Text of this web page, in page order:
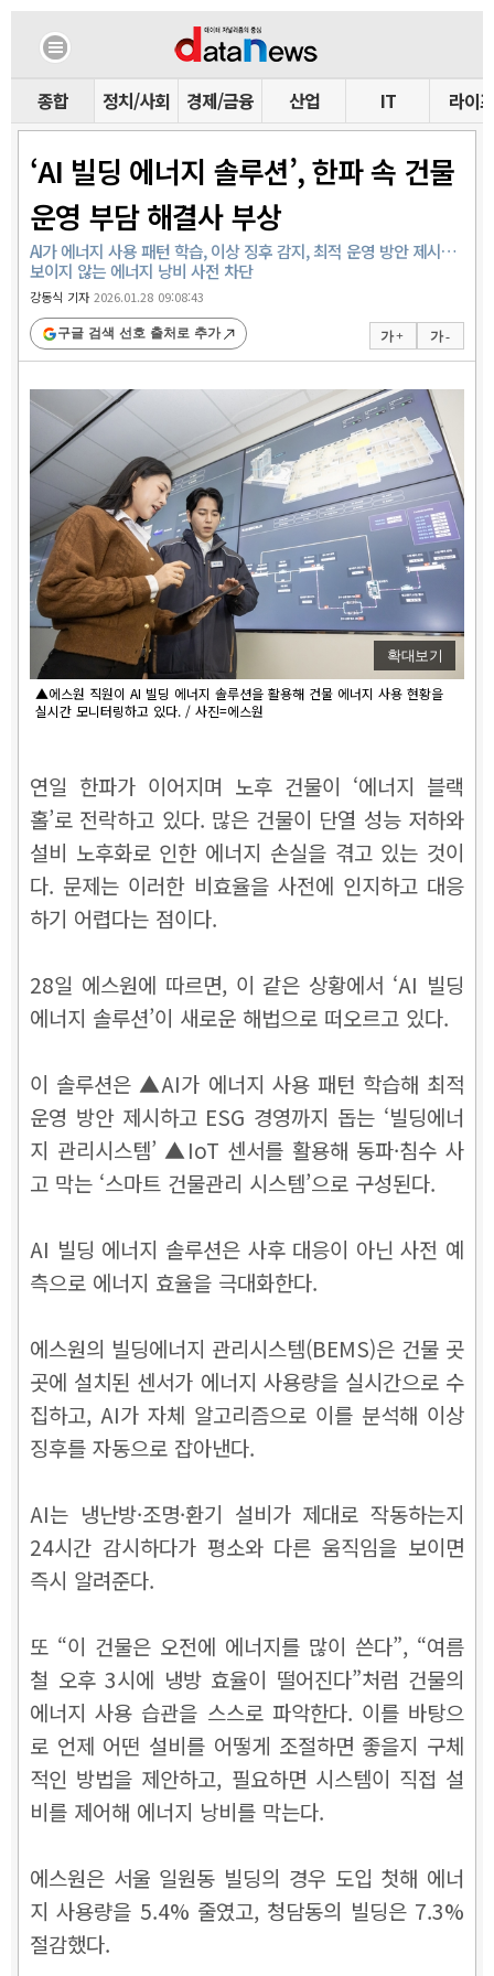
종합 정치/사회 경제/금융 산업 IT 라이프
‘AI 빌딩 에너지 솔루션’, 한파 속 건물
운영 부담 해결사 부상
AI가 에너지 사용 패턴 학습, 이상 징후 감지, 최적 운영 방안 제시…
보이지 않는 에너지 낭비 사전 차단
강동식 기자2026.01.28 09:08:43
가 + 가 -
구글 검색 선호 출처로 추가
확대보기
▲에스원 직원이 AI 빌딩 에너지 솔루션을 활용해 건물 에너지 사용 현황을
실시간 모니터링하고 있다. / 사진=에스원
연일 한파가 이어지며 노후 건물이 ‘에너지 블랙
홀’로 전락하고 있다. 많은 건물이 단열 성능 저하와
설비 노후화로 인한 에너지 손실을 겪고 있는 것이
다. 문제는 이러한 비효율을 사전에 인지하고 대응
하기 어렵다는 점이다.
28일 에스원에 따르면, 이 같은 상황에서 ‘AI 빌딩
에너지 솔루션’이 새로운 해법으로 떠오르고 있다.
이 솔루션은 ▲AI가 에너지 사용 패턴 학습해 최적
운영 방안 제시하고 ESG 경영까지 돕는 ‘빌딩에너
지 관리시스템’ ▲IoT 센서를 활용해 동파·침수 사
고 막는 ‘스마트 건물관리 시스템’으로 구성된다.
AI 빌딩 에너지 솔루션은 사후 대응이 아닌 사전 예
측으로 에너지 효율을 극대화한다.
에스원의 빌딩에너지 관리시스템(BEMS)은 건물 곳
곳에 설치된 센서가 에너지 사용량을 실시간으로 수
집하고, AI가 자체 알고리즘으로 이를 분석해 이상
징후를 자동으로 잡아낸다.
AI는 냉난방·조명·환기 설비가 제대로 작동하는지
24시간 감시하다가 평소와 다른 움직임을 보이면
즉시 알려준다.
또 “이 건물은 오전에 에너지를 많이 쓴다”, “여름
철 오후 3시에 냉방 효율이 떨어진다”처럼 건물의
에너지 사용 습관을 스스로 파악한다. 이를 바탕으
로 언제 어떤 설비를 어떻게 조절하면 좋을지 구체
적인 방법을 제안하고, 필요하면 시스템이 직접 설
비를 제어해 에너지 낭비를 막는다.
에스원은 서울 일원동 빌딩의 경우 도입 첫해 에너
지 사용량을 5.4% 줄였고, 청담동의 빌딩은 7.3%
절감했다.